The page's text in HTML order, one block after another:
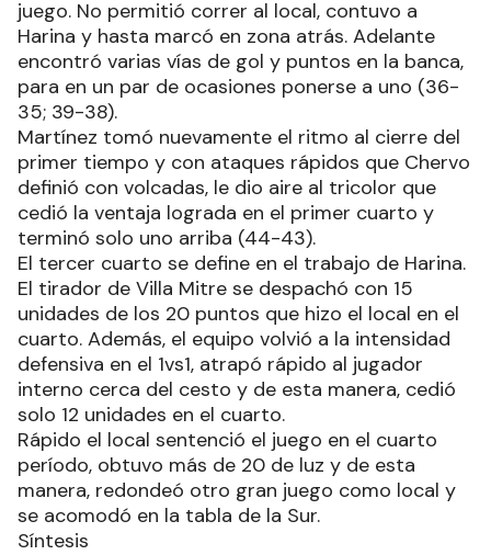
juego. No permitió correr al local, contuvo a
Harina y hasta marcó en zona atrás. Adelante
encontró varias vías de gol y puntos en la banca,
para en un par de ocasiones ponerse a uno (36-
35; 39-38).
Martínez tomó nuevamente el ritmo al cierre del
primer tiempo y con ataques rápidos que Chervo
definió con volcadas, le dio aire al tricolor que
cedió la ventaja lograda en el primer cuarto y
terminó solo uno arriba (44-43).
El tercer cuarto se define en el trabajo de Harina.
El tirador de Villa Mitre se despachó con 15
unidades de los 20 puntos que hizo el local en el
cuarto. Además, el equipo volvió a la intensidad
defensiva en el 1vs1, atrapó rápido al jugador
interno cerca del cesto y de esta manera, cedió
solo 12 unidades en el cuarto.
Rápido el local sentenció el juego en el cuarto
período, obtuvo más de 20 de luz y de esta
manera, redondeó otro gran juego como local y
se acomodó en la tabla de la Sur.
Síntesis